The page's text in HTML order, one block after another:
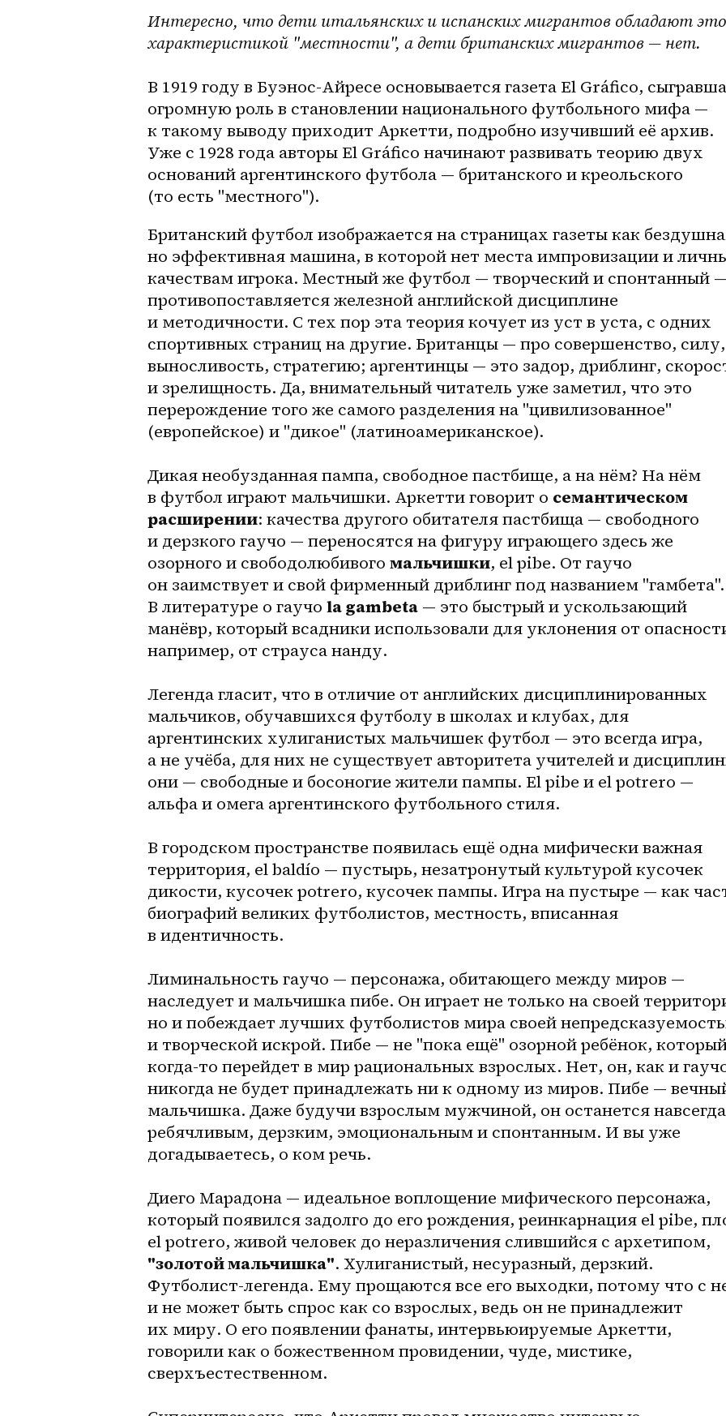
Интересно, что дети итальянских и испанских мигрантов обладают
характеристикой "местности", а дети британских мигрантов — нет.
В 1919 году в Буэнос-Айресе основывается газета El Gráfico,
огромную роль в становлении национального футбольного мифа —
к такому выводу приходит Аркетти, подробно изучивший её архив.
Уже с 1928 года авторы El Gráfico начинают развивать теорию двух
оснований аргентинского футбола — британского и креольского
(то есть "местного").
Британский футбол изображается на страницах газеты как
но эффективная машина, в которой нет места импровизации и
качествам игрока. Местный же футбол — творческий и спонтанный
противопоставляется железной английской дисциплине
и методичности. С тех пор эта теория кочует из уст в уста, с одних
спортивных страниц на другие. Британцы — про совершенство, силу,
выносливость, стратегию; аргентинцы — это задор, дриблинг,
и зрелищность. Да, внимательный читатель уже заметил, что это
перерождение того же самого разделения на "цивилизованное"
(европейское) и "дикое" (латиноамериканское).
Дикая необузданная пампа, свободное пастбище, а на нём? На нём
в футбол играют мальчишки. Аркетти говорит о семантическом
расширении: качества другого обитателя пастбища — свободного
и дерзкого гаучо — переносятся на фигуру играющего здесь же
озорного и свободолюбивого мальчишки, el pibe. От гаучо
он заимствует и свой фирменный дриблинг под названием "гамбета".
В литературе о гаучо la gambeta — это быстрый и ускользающий
манёвр, который всадники использовали для уклонения от
например, от страуса нанду.
Легенда гласит, что в отличие от английских дисциплинированных
мальчиков, обучавшихся футболу в школах и клубах, для
аргентинских хулиганистых мальчишек футбол — это всегда игра,
а не учёба, для них не существует авторитета учителей и
они — свободные и босоногие жители пампы. El pibe и el potrero —
альфа и омега аргентинского футбольного стиля.
В городском пространстве появилась ещё одна мифически важная
территория, el baldío — пустырь, незатронутый культурой кусочек
дикости, кусочек potrero, кусочек пампы. Игра на пустыре — как
биографий великих футболистов, местность, вписанная
в идентичность.
Лиминальность гаучо — персонажа, обитающего между миров —
наследует и мальчишка пибе. Он играет не только на своей
но и побеждает лучших футболистов мира своей
и творческой искрой. Пибе — не "пока ещё" озорной ребёнок,
когда-то перейдет в мир рациональных взрослых. Нет, он, как и
никогда не будет принадлежать ни к одному из миров. Пибе —
мальчишка. Даже будучи взрослым мужчиной, он останется навсегда
ребячливым, дерзким, эмоциональным и спонтанным. И вы уже
догадываетесь, о ком речь.
Диего Марадона — идеальное воплощение мифического персонажа,
который появился задолго до его рождения, реинкарнация el pibe,
"золотой мальчишка". Хулиганистый, несуразный, дерзкий.
Футболист-легенда. Ему прощаются все его выходки, потому что с
и не может быть спрос как со взрослых, ведь он не принадлежит
их миру. О его появлении фанаты, интервьюируемые Аркетти,
говорили как о божественном провидении, чуде, мистике,
сверхъестественном.